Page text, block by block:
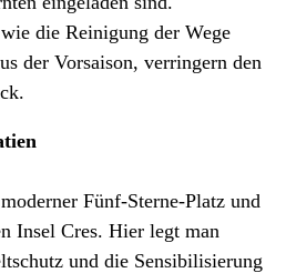
die Reinigung der Wege
der Vorsaison, verringern den
Fünf-Sterne-Platz und
Insel Cres. Hier legt man
und die Sensibilisierung